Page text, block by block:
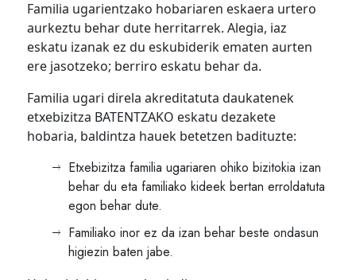
Familia ugarientzako hobariaren eskaera urtero
aurkeztu behar dute herritarrek. Alegia, iaz
eskatu izanak ez du eskubiderik ematen aurten
ere jasotzeko; berriro eskatu behar da.
Familia ugari direla akreditatuta daukatenek
etxebizitza BATENTZAKO eskatu dezakete
hobaria, baldintza hauek betetzen badituzte:
Etxebizitza familia ugariaren ohiko bizitokia izan
behar du eta familiako kideek bertan erroldatuta
egon behar dute.
Familiako inor ez da izan behar beste ondasun
higiezin baten jabe.